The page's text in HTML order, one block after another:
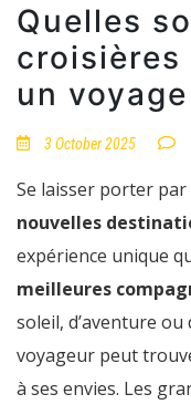
Quelles
un
3 October 2025
Se laisser porter
nouvelles
expérience unique
meilleures
soleil, d’aventure
voyageur peut
à ses envies. Les